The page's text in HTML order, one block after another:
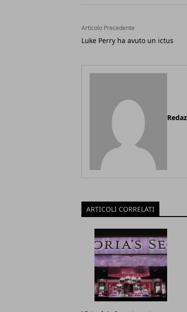
Articolo Precedente
Luke Perry ha avuto un ictus
ARTICOLI CORRELATI